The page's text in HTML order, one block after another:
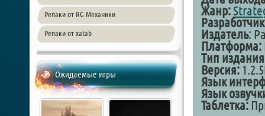
Репаки от RG Механики
Репаки от xatab
Ожидаемые игры
Жанр:
Издатель:
Платформа:
Тип
Версия:
Язык
Язык
Таблетка: